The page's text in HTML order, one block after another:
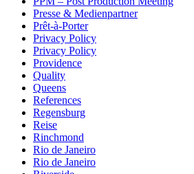
Presse & Medienpartner
Prêt-à-Porter
Privacy Policy
Privacy Policy
Providence
Quality
Queens
References
Regensburg
Reise
Rinchmond
Rio de Janeiro
Rio de Janeiro